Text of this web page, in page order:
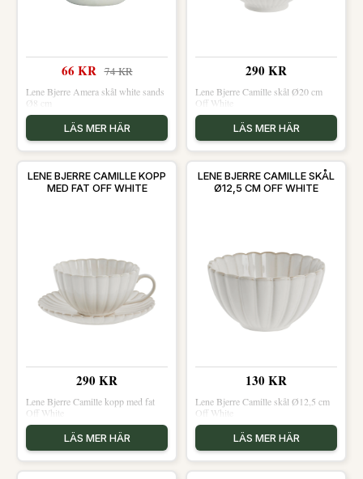
66 KR 74 KR
Lene Bjerre Amera skål white sands
Ø8 cm
LÄS MER HÄR
290 KR
Lene Bjerre Camille skål Ø20 cm
Off White
LÄS MER HÄR
LENE BJERRE CAMILLE KOPP
MED FAT OFF WHITE
290 KR
Lene Bjerre Camille kopp med fat
Off White
LÄS MER HÄR
LENE BJERRE CAMILLE SKÅL
Ø12,5 CM OFF WHITE
130 KR
Lene Bjerre Camille skål Ø12,5 cm
Off White
LÄS MER HÄR